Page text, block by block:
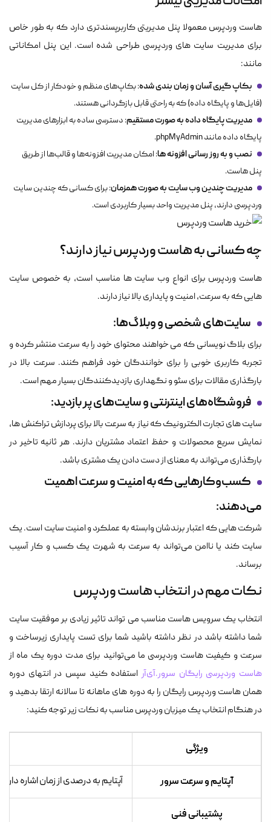
هاست وردپرس معمولا پنل مدیریتی کاربرپسندتری دارد که به طور خاص
برای مدیریت سایت های وردپرسی طراحی شده است. این پنل امکاناتی
مانند:
بکاپ گیری آسان و زمان بندی شده: بکاپ‌های منظم و خودکار از کل سایت
(فایل‌ها و پایگاه داده) که به راحتی قابل بازگردانی هستند.
مدیریت پایگاه داده به صورت مستقیم: دسترسی ساده به ابزارهای مدیریت
پایگاه داده مانند phpMyAdmin.
نصب و به روز رسانی افزونه ها: امکان مدیریت افزونه‌ها و قالب‌ها از طریق
پنل هاست.
مدیریت چندین وب سایت به صورت همزمان: برای کسانی که چندین سایت
وردپرسی دارند، پنل مدیریت واحد بسیار کاربردی است.
چه کسانی به هاست وردپرس نیاز دارند؟
هاست وردپرس برای انواع وب سایت ها مناسب است، به خصوص سایت
هایی که به سرعت، امنیت و پایداری بالا نیاز دارند.
سایت‌های شخصی و وبلاگ‌ها:
برای بلاگ نویسانی که می خواهند محتوای خود را به سرعت منتشر کرده و
تجربه کاربری خوبی را برای خوانندگان خود فراهم کنند. سرعت بالا در
بارگذاری مقالات برای سئو و نگهداری بازدیدکنندگان بسیار مهم است.
فروشگاه‌های اینترنتی و سایت‌های پر بازدید:
سایت های تجارت الکترونیک که نیاز به سرعت بالا برای پردازش تراکنش ها،
نمایش سریع محصولات و حفظ اعتماد مشتریان دارند. هر ثانیه تاخیر در
بارگذاری می‌تواند به معنای از دست دادن یک مشتری باشد.
کسب‌وکارهایی که به امنیت و سرعت اهمیت
می‌دهند:
شرکت هایی که اعتبار برندشان وابسته به عملکرد و امنیت سایت است. یک
سایت کند یا ناامن می‌تواند به سرعت به شهرت یک کسب و کار آسیب
برساند.
نکات مهم در انتخاب هاست وردپرس
انتخاب یک سرویس هاست مناسب می تواند تاثیر زیادی بر موفقیت سایت
شما داشته باشد در نظر داشته باشید شما برای تست پایداری زیرساخت و
سرعت و کیفیت هاست وردپرسی ما می‌توانید برای مدت دوره یک ماه از
هاست وردپرسی رایگان سرور.آی‌آر استفاده کنید سپس در انتهای دوره
همان هاست وردپرس رایگان را به دوره های ماهانه تا سالانه ارتقا بدهید و
در هنگام انتخاب یک میزبان وردپرس مناسب به نکات زیر توجه کنید:
ویژگی
آپتایم و سرعت سرور آپتایم به درصدی از زمان اشاره دارد که سرور شما فعال و در
پشتیبانی فنی